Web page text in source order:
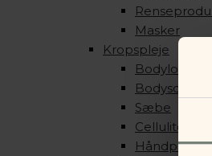
Masker
Kropspleje
Bodylotion
Bodyscrub
Sæbe
Cellulite
Håndpleje